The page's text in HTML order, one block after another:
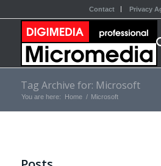
Contact Privacy
Tag Archive for: Microsoft
You are here: Home / Microsoft